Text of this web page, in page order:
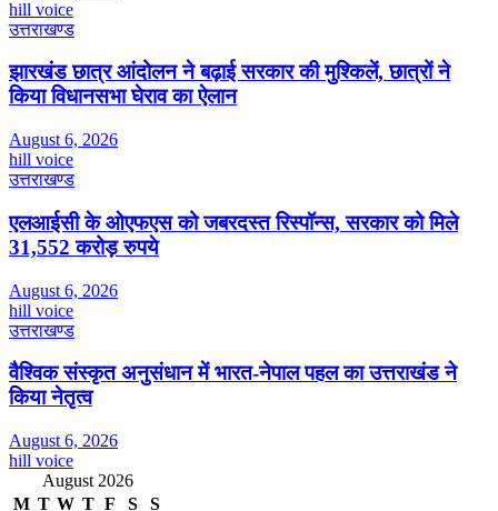
hill voice
उत्तराखण्ड
झारखंड छात्र आंदोलन ने बढ़ाई सरकार की मुश्किलें, छात्रों ने
किया विधानसभा घेराव का ऐलान
August 6, 2026
hill voice
उत्तराखण्ड
एलआईसी के ओएफएस को जबरदस्त रिस्पॉन्स, सरकार को मिले
31,552 करोड़ रुपये
August 6, 2026
hill voice
उत्तराखण्ड
वैश्विक संस्कृत अनुसंधान में भारत-नेपाल पहल का उत्तराखंड ने
किया नेतृत्व
August 6, 2026
hill voice
August 2026
M T W T F S S